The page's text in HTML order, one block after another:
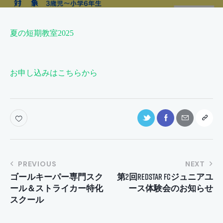
夏の短期教室2025
お申し込みはこちらから
投
稿
ナ
ビ
PREVIOUS
ゴールキーパー専門スク
ール＆ストライカー特化
スクール
NEXT
第2回REDSTAR FCジュニアユ
ース体験会のお知らせ